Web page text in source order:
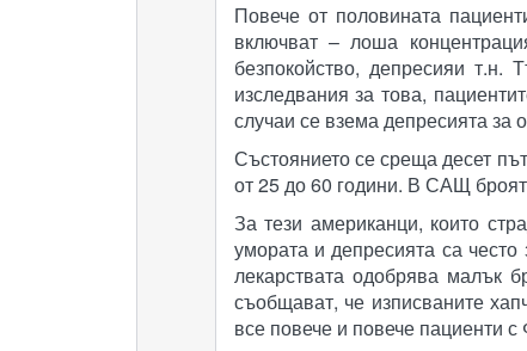
Повече от половината
включват – лоша
безпокойство, депресияи
изследвания за това,
случаи се взема депресията за
Състоянието се среща десет
от 25 до 60 години. В САЩ
За тези американци, които
умората и депресията са
лекарствата одобрява малък
съобщават, че изписваните
все повече и повече пациенти